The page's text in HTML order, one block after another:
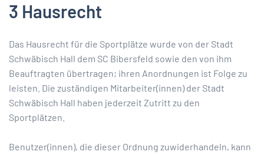
3 Hausrecht
Das Hausrecht für die Sportplätze wurde von der Stadt
Schwäbisch Hall dem SC Bibersfeld sowie den von ihm
Beauftragten übertragen; ihren Anordnungen ist Folge zu
leisten. Die zuständigen Mitarbeiter(innen) der Stadt
Schwäbisch Hall haben jederzeit Zutritt zu den
Sportplätzen.
Benutzer(innen), die dieser Ordnung zuwiderhandeln, kann